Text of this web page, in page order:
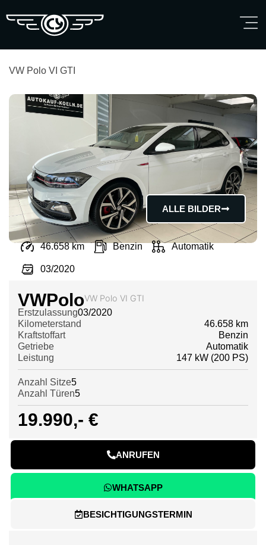
Polo
VW Polo VI GTI
ALLE BILDER
46.658 km Benzin Automatik
03/2020
VWPoloVW Polo VI GTI
Erstzulassung03/2020
Kilometerstand
46.658 km
Kraftstoffart
Benzin
Getriebe
Automatik
Leistung
147 kW (200 PS)
Anzahl Sitze5
Anzahl Türen5
19.990,- €
ANRUFEN
WHATSAPP
BESICHTIGUNGSTERMIN